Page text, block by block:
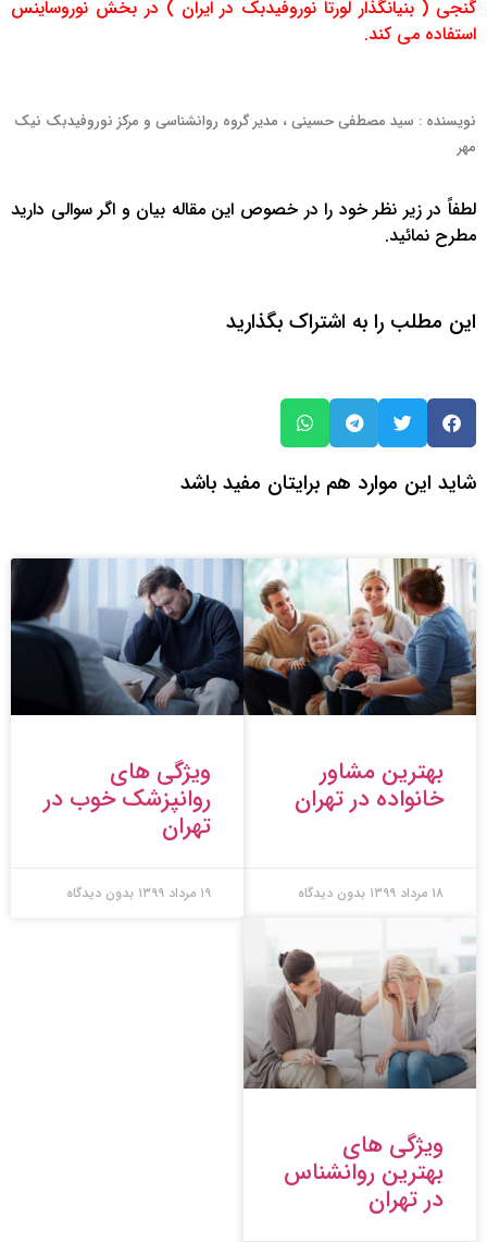
گنجی ( بنیانگذار لورتا نوروفیدبک در ایران ) در بخش نوروساینس
استفاده می کند.
نویسنده : سید مصطفی حسینی ، مدیر گروه روانشناسی و مرکز نوروفیدبک نیک
مهر
لطفاً در زیر نظر خود را در خصوص این مقاله بیان و اگر سوالی دارید
مطرح نمائید.
این مطلب را به اشتراک بگذارید
شاید این موارد هم برایتان مفید باشد
بهترین مشاور
خانواده در تهران
۱۸ مرداد ۱۳۹۹ بدون دیدگاه
ویژگی های
روانپزشک خوب در
تهران
۱۹ مرداد ۱۳۹۹ بدون دیدگاه
ویژگی های
بهترین روانشناس
در تهران